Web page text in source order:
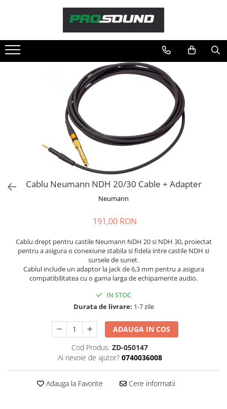
Sonorizare / PA
Stabilizatoare de tensiune UPS si
Power Conditioner
Microfoane
Accesorii de microfoane
Case-uri de microfoane
calibrare
Microfoane de studio
Microfoane de Suprafata
Microfoane de voce si live
Microfoane lavaliera si headset
Microfoane podcast, USB, iOS /
Microfoane pt Camere Video
Microfoane pt instalatii si
Microfoane Suspendabile
Cablu Neumann NDH 20/30 Cable + Adapter
Neumann
191,00 RON
Cablu drept pentru castile Neumann NDH 20 si NDH 30, proiectat
pentru a asigura o conexiune stabila si fidela intre castile NDH si
sursele de sunet.
Cablul include un adaptor la jack de 6,3 mm pentru a asigura
compatibilitatea cu o gama larga de echipamente audio.
IN STOC
Durata de livrare: 1-7 zile
ADAUGA IN COS
Cod Produs: ZD-050147
Ai nevoie de ajutor? 0740036008
Adauga la Favorite Cere informatii